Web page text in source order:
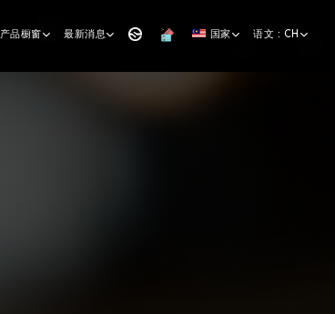
产品橱窗 最新消息 国家 语文 : CH